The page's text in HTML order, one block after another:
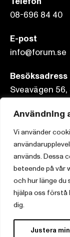
Användning
Vi använder
används. Dessa
beteende på vår
och hur länge
hjälpa oss förstå
dig.
Justera
08-696 84 40
E-post
info@forum.se
Besöksadress
Sveavägen
Postadress
Box 3159, 103